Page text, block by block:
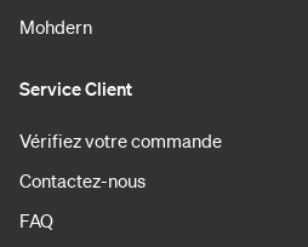
Mohdern
Service Client
Vérifiez votre commande
Contactez-nous
FAQ